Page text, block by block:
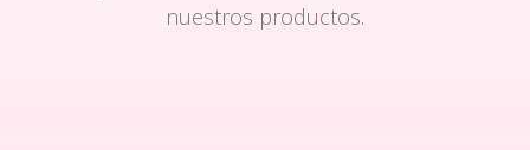
nuestros productos.